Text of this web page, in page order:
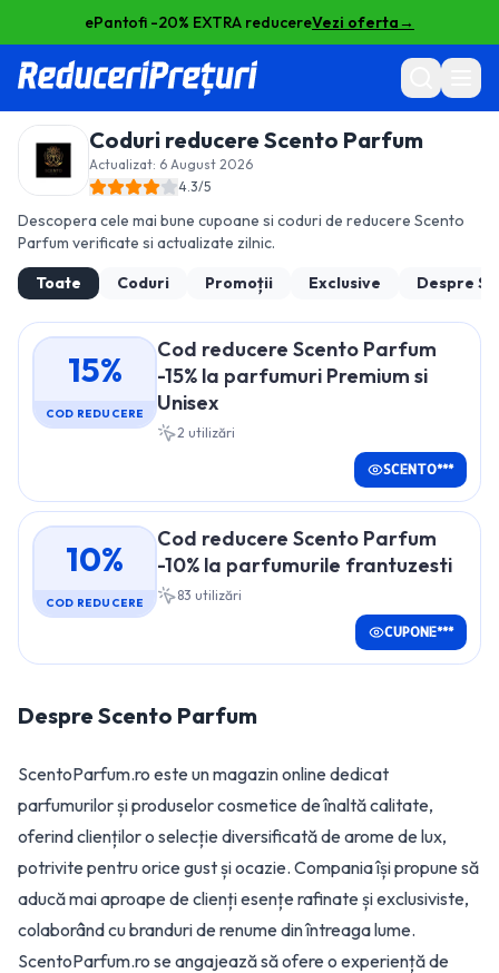
ePantofi -20% EXTRA reducereVezi oferta→
Coduri reducere Scento Parfum
Actualizat: 6 August 2026
4.3/5
Descopera cele mai bune cupoane si coduri de reducere Scento
Parfum verificate si actualizate zilnic.
Toate
Coduri Promoții Exclusive Despre
15%
COD REDUCERE
Cod reducere Scento Parfum
-15% la parfumuri Premium si
Unisex
2 utilizări
SCENTO***
10%
COD REDUCERE
Cod reducere Scento Parfum
-10% la parfumurile frantuzesti
83 utilizări
CUPONE***
Despre Scento Parfum
ScentoParfum.ro este un magazin online dedicat
parfumurilor și produselor cosmetice de înaltă calitate,
oferind clienților o selecție diversificată de arome de lux,
potrivite pentru orice gust și ocazie. Compania își propune să
aducă mai aproape de clienți esențe rafinate și exclusiviste,
colaborând cu branduri de renume din întreaga lume.
ScentoParfum.ro se angajează să ofere o experiență de